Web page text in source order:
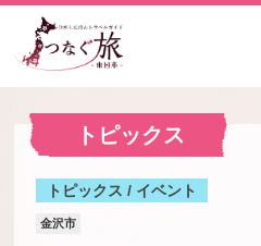
トピックス
トピックス / イベント
金沢市